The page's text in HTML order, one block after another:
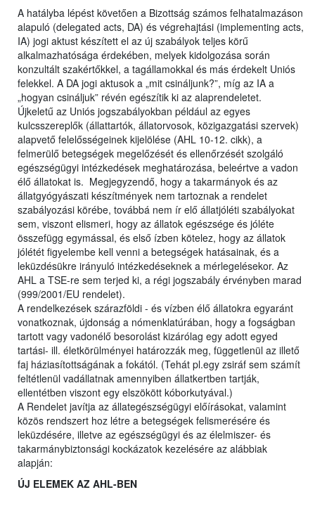
A hatályba lépést követően a Bizottság számos felhatalmazáson
alapuló (delegated acts, DA) és végrehajtási (implementing acts,
IA) jogi aktust készített el az új szabályok teljes körű
alkalmazhatósága érdekében, melyek kidolgozása során
konzultált szakértőkkel, a tagállamokkal és más érdekelt Uniós
felekkel. A DA jogi aktusok a „mit csináljunk?”, míg az IA a
„hogyan csináljuk” révén egészítik ki az alaprendeletet.
Újkeletű az Uniós jogszabályokban például az egyes
kulcsszereplők (állattartók, állatorvosok, közigazgatási szervek)
alapvető felelősségeinek kijelölése (AHL 10-12. cikk), a
felmerülő betegségek megelőzését és ellenőrzését szolgáló
egészségügyi intézkedések meghatározása, beleértve a vadon
élő állatokat is. Megjegyzendő, hogy a takarmányok és az
állatgyógyászati készítmények nem tartoznak a rendelet
szabályozási körébe, továbbá nem ír elő állatjóléti szabályokat
sem, viszont elismeri, hogy az állatok egészsége és jóléte
összefügg egymással, és első ízben kötelez, hogy az állatok
jólétét figyelembe kell venni a betegségek hatásainak, és a
leküzdésükre irányuló intézkedéseknek a mérlegelésekor. Az
AHL a TSE-re sem terjed ki, a régi jogszabály érvényben marad
(999/2001/EU rendelet).
A rendelkezések szárazföldi - és vízben élő állatokra egyaránt
vonatkoznak, újdonság a nómenklatúrában, hogy a fogságban
tartott vagy vadonélő besorolást kizárólag egy adott egyed
tartási- ill. életkörülményei határozzák meg, függetlenül az illető
faj háziasítottságának a fokától. (Tehát pl.egy zsiráf sem számít
feltétlenül vadállatnak amennyiben állatkertben tartják,
ellentétben viszont egy elszökött kóborkutyával.)
A Rendelet javítja az állategészségügyi előírásokat, valamint
közös rendszert hoz létre a betegségek felismerésére és
leküzdésére, illetve az egészségügyi és az élelmiszer- és
takarmánybiztonsági kockázatok kezelésére az alábbiak
alapján:
ÚJ ELEMEK AZ AHL-BEN